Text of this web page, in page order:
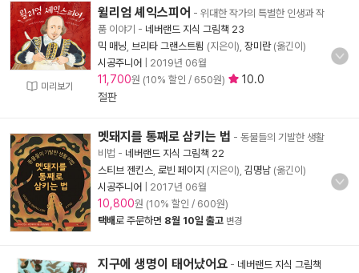
미리보기
윌리엄 셰익스피어 - 위대한 작가의 특별한 인생과 작
품 이야기 - 네버랜드 지식 그림책 23
믹 매닝 브리타 그랜스트룀 (지은이), 장미란(옮긴이)
시공주니어
2019년 06월
11,700원 (10% 할인 / 650원)
10.0
절판
멧돼지를 통째로 삼키는 법 - 동물들의 기발한 생활
비법 - 네버랜드 지식 그림책 22
스티브 젠킨스 로빈 페이지 (지은이), 김명남 (옮긴이)
시공주니어
2017년 06월
10,800원 (10% 할인 / 600원)
택배로 주문하면 8월 10일 출고 변경
지구에 생명이 태어났어요 - 네버랜드 지식 그림책